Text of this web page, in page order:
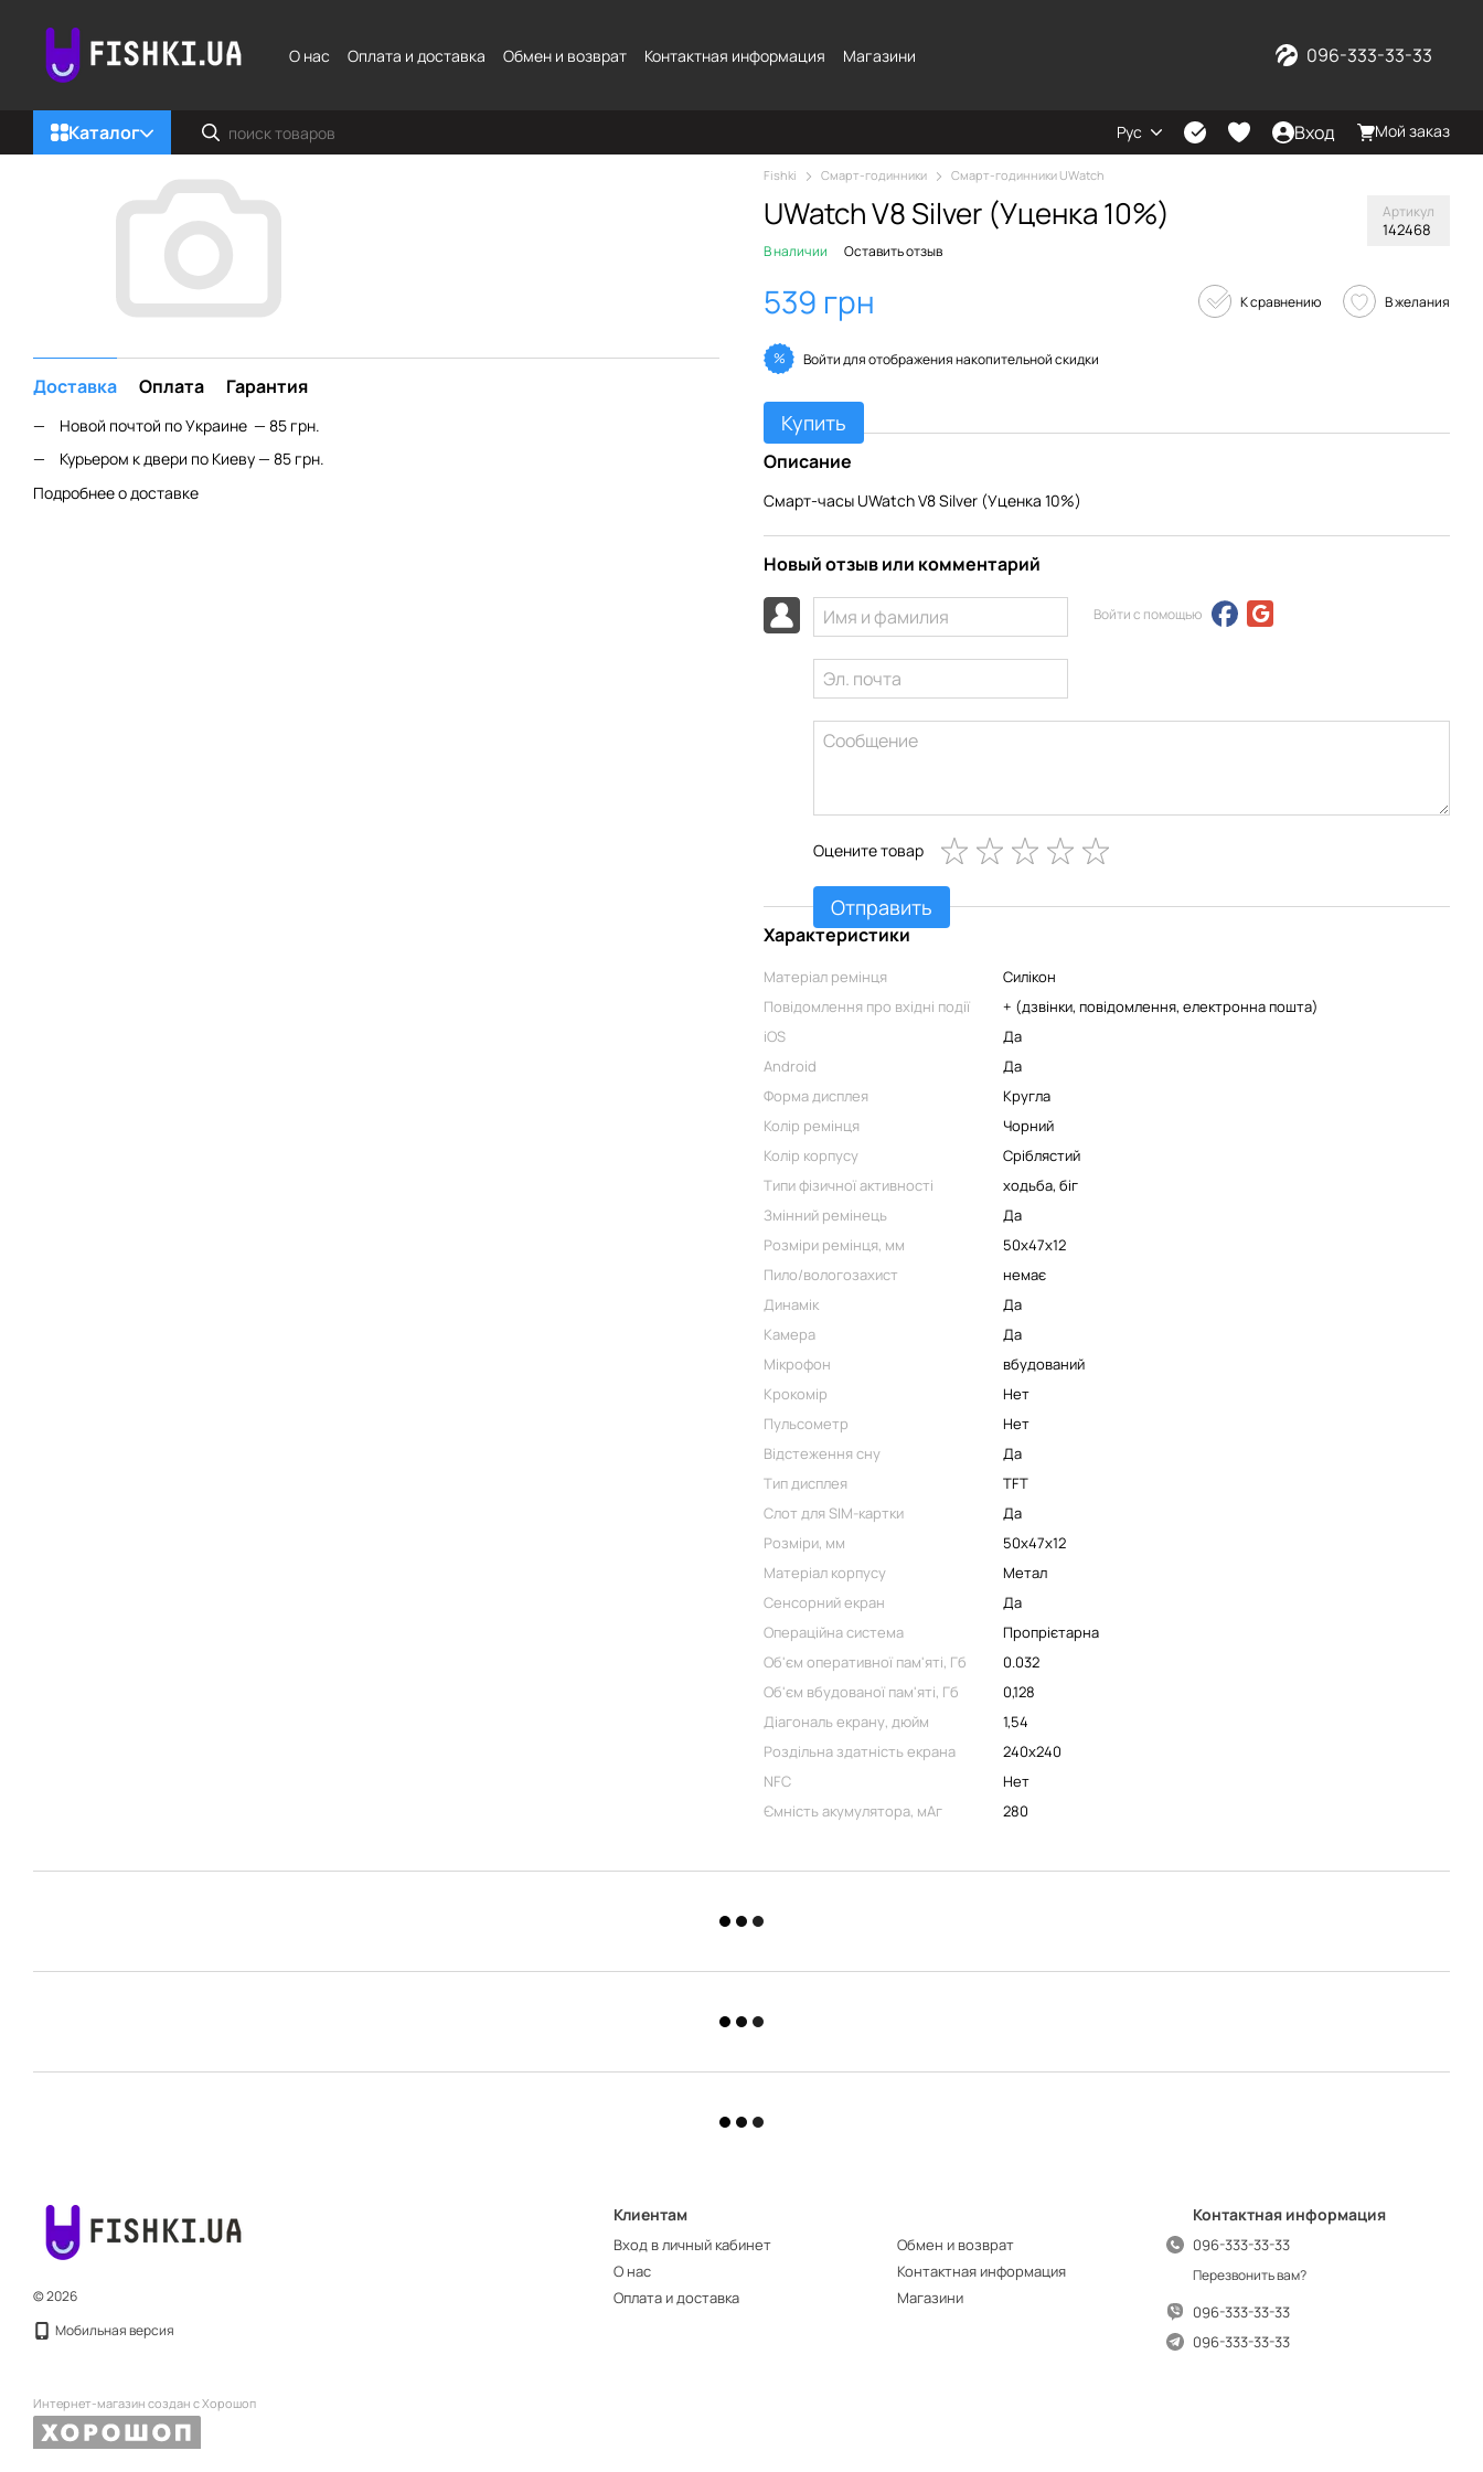
О нас
Оплата и доставка Обмен и возврат Контактная информация Магазини 096-333-33-33
Каталог Рус Вход Мой заказ
Доставка Оплата Гарантия
Новой почтой по Украине — 85 грн.
Курьером к двери по Киеву — 85 грн.
Подробнее о доставке
Fishki Смарт-годинники Смарт-годинники UWatch
UWatch V8 Silver (Уценка 10%) Артикул
142468
В наличии Оставить отзыв
539 грн К сравнению В желания
% Войтидля отображения накопительной скидки
Купить
Описание
Смарт-часы UWatch V8 Silver (Уценка 10%)
Новый отзыв или комментарий
Войти с помощью
Оцените товар
Отправить
Характеристики
Матеріал ремінця
Силікон
Повідомлення про вхідні події
+ (дзвінки, повідомлення, електронна пошта)
iOS
Да
Android
Да
Форма дисплея
Кругла
Колір ремінця
Чорний
Колір корпусу
Сріблястий
Типи фізичної активності
ходьба, біг
Змінний ремінець
Да
Розміри ремінця, мм
50х47х12
Пило/вологозахист
немає
Динамік
Да
Камера
Да
Мікрофон
вбудований
Крокомір
Нет
Пульсометр
Нет
Відстеження сну
Да
Тип дисплея
TFT
Слот для SIM-картки
Да
Розміри, мм
50х47х12
Матеріал корпусу
Метал
Сенсорний екран
Да
Операційна система
Пропрієтарна
Об'єм оперативної пам'яті, Гб
0.032
Об'єм вбудованої пам'яті, Гб
0,128
Діагональ екрану, дюйм
1,54
Роздільна здатність екрана
240x240
NFC
Нет
Ємність акумулятора, мАг
280
© 2026
Мобильная версия
Интернет-магазин создан с Хорошоп
Клиентам
Вход в личный кабинет
О нас
Оплата и доставка
Обмен и возврат
Контактная информация
Магазини
Контактная информация
096-333-33-33
Перезвонить вам?
096-333-33-33
096-333-33-33